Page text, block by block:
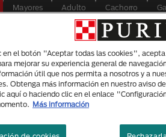
Mayores Adulto Cachorro
en el botón "Aceptar todas las cookies",
mejorar su experiencia general de
útil que nos permita a nosotros y a
Obtenga más información en nuestro aviso
aquí o haciendo clic en el enlace
Más información